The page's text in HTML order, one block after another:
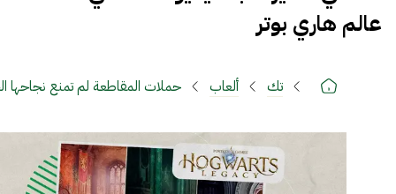
عالم هاري بوتر
تك ألعاب حملات المقاطعة لم تمنع نجاحها